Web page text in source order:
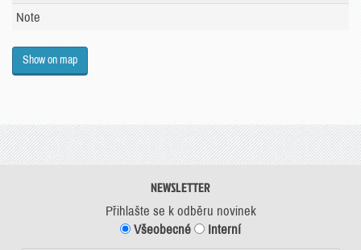
Note
Show on map
NEWSLETTER
Přihlašte se k odběru novinek
Všeobecné
Interní